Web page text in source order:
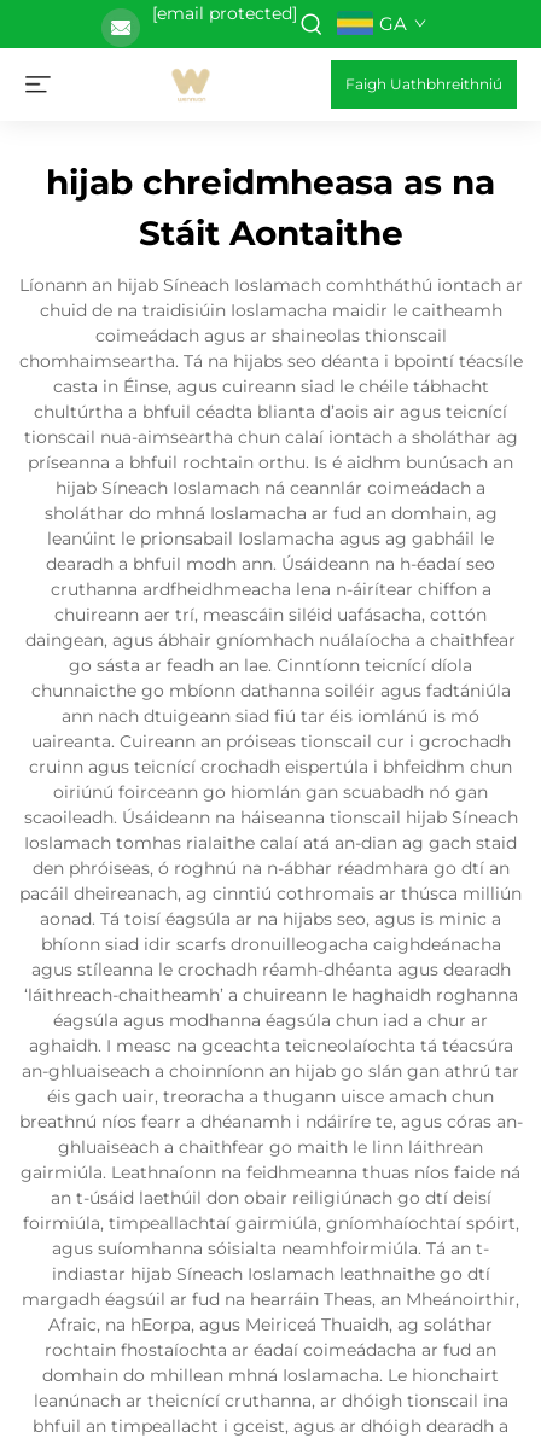
[email protected] GA
Faigh Uathbhreithniú
hijab chreidmheasa as na
Stáit Aontaithe
Líonann an hijab Síneach Ioslamach comhtháthú iontach ar
chuid de na traidisiúin Ioslamacha maidir le caitheamh
coimeádach agus ar shaineolas thionscail
chomhaimseartha. Tá na hijabs seo déanta i bpointí téacsíle
casta in Éinse, agus cuireann siad le chéile tábhacht
chultúrtha a bhfuil céadta blianta d’aois air agus teicnící
tionscail nua-aimseartha chun calaí iontach a sholáthar ag
príseanna a bhfuil rochtain orthu. Is é aidhm bunúsach an
hijab Síneach Ioslamach ná ceannlár coimeádach a
sholáthar do mhná Ioslamacha ar fud an domhain, ag
leanúint le prionsabail Ioslamacha agus ag gabháil le
dearadh a bhfuil modh ann. Úsáideann na h-éadaí seo
cruthanna ardfheidhmeacha lena n-áirítear chiffon a
chuireann aer trí, meascáin siléid uafásacha, cottón
daingean, agus ábhair gníomhach nuálaíocha a chaithfear
go sásta ar feadh an lae. Cinntíonn teicnící díola
chunnaicthe go mbíonn dathanna soiléir agus fadtániúla
ann nach dtuigeann siad fiú tar éis iomlánú is mó
uaireanta. Cuireann an próiseas tionscail cur i gcrochadh
cruinn agus teicnící crochadh eispertúla i bhfeidhm chun
oiriúnú foirceann go hiomlán gan scuabadh nó gan
scaoileadh. Úsáideann na háiseanna tionscail hijab Síneach
Ioslamach tomhas rialaithe calaí atá an-dian ag gach staid
den phróiseas, ó roghnú na n-ábhar réadmhara go dtí an
pacáil dheireanach, ag cinntiú cothromais ar thúsca milliún
aonad. Tá toisí éagsúla ar na hijabs seo, agus is minic a
bhíonn siad idir scarfs dronuilleogacha caighdeánacha
agus stíleanna le crochadh réamh-dhéanta agus dearadh
‘láithreach-chaitheamh’ a chuireann le haghaidh roghanna
éagsúla agus modhanna éagsúla chun iad a chur ar
aghaidh. I measc na gceachta teicneolaíochta tá téacsúra
an-ghluaiseach a choinníonn an hijab go slán gan athrú tar
éis gach uair, treoracha a thugann uisce amach chun
breathnú níos fearr a dhéanamh i ndáiríre te, agus córas an-
ghluaiseach a chaithfear go maith le linn láithrean
gairmiúla. Leathnaíonn na feidhmeanna thuas níos faide ná
an t-úsáid laethúil don obair reiligiúnach go dtí deisí
foirmiúla, timpeallachtaí gairmiúla, gníomhaíochtaí spóirt,
agus suíomhanna sóisialta neamhfoirmiúla. Tá an t-
indiastar hijab Síneach Ioslamach leathnaithe go dtí
margadh éagsúil ar fud na hearráin Theas, an Mheánoirthir,
Afraic, na hEorpa, agus Meiriceá Thuaidh, ag soláthar
rochtain fhostaíochta ar éadaí coimeádacha ar fud an
domhain do mhillean mhná Ioslamacha. Le hionchairt
leanúnach ar theicnící cruthanna, ar dhóigh tionscail ina
bhfuil an timpeallacht i gceist, agus ar dhóigh dearadh a